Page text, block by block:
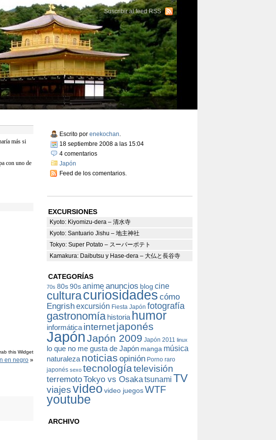
Suscribir al feed RSS
más si
con uno de
this Widget
en negro »
Escrito por enekochan.
18 septiembre 2008 a las 15:04
4 comentarios
Japón
Feed de los comentarios.
EXCURSIONES
Kyoto: Kiyomizu-dera – 清水寺
Kyoto: Santuario Jishu – 地主神社
Tokyo: Super Potato – スーパーポテト
Kamakura: Daibutsu y Hase-dera – 大仏と長谷寺
CATEGORÍAS
70s 80s 90s animeanuncios blog cine
culturacuriosidades cómo
Engrishexcursión Fiesta Japón fotografía
gastronomía historia humor
informática internetjaponés
JapónJapón 2009 Japón 2011 linux
lo que no me gusta de Japón manga música
naturaleza noticias opinión Porno raro
japonés sexo tecnologíatelevisión
terremotoTokyo vs Osakatsunami TV
viajesvideo video juegos WTF
youtube
ARCHIVO